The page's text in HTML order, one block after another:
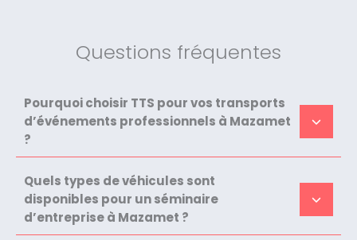
Questions fréquentes
Pourquoi choisir TTS pour vos transports
d’événements professionnels à Mazamet
?
Quels types de véhicules sont
disponibles pour un séminaire
d’entreprise à Mazamet ?